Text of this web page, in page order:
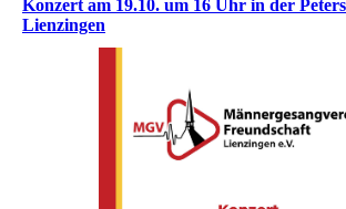
Konzert am 19.10. um 16 Uhr in der
Lienzingen